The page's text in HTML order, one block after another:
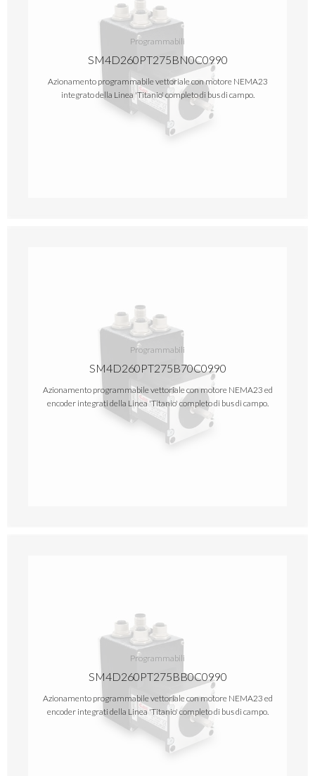
Programmabili
SM4D260PT275BN0C0990
Azionamento programmabile vettoriale con motore NEMA23
integrato della Linea 'Titanio' completo di bus di campo.
Programmabili
SM4D260PT275B70C0990
Azionamento programmabile vettoriale con motore NEMA23 ed
encoder integrati della Linea 'Titanio' completo di bus di campo.
Programmabili
SM4D260PT275BB0C0990
Azionamento programmabile vettoriale con motore NEMA23 ed
encoder integrati della Linea 'Titanio' completo di bus di campo.